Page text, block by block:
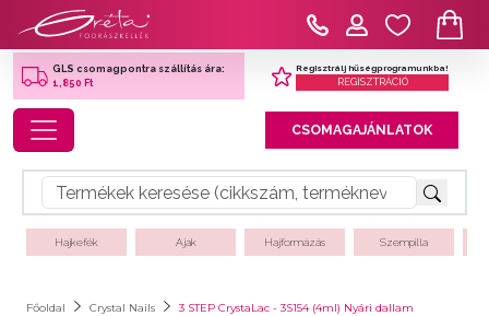
GLS csomagpontra szállítás ára:
1,850 Ft
Regisztrálj hűségprogramunkba!
REGISZTRÁCIÓ
Toggle navigation CSOMAGAJÁNLATOK
Hajkefék Ajak Hajformázás Szempilla
Főoldal Crystal Nails 3 STEP CrystaLac - 3S154 (4ml) Nyári dallam